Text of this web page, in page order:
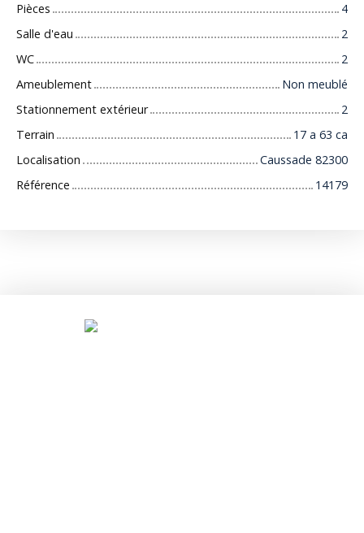
Pièces
4
Salle d'eau
2
WC
2
Ameublement
Non meublé
Stationnement extérieur
2
Terrain
17 a 63 ca
Localisation
Caussade 82300
Référence
14179